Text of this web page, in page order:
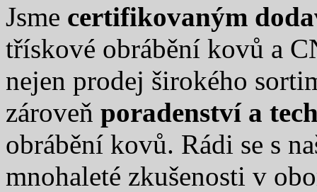
Jsme certifikovaným
třískové obrábění kovů a
nejen prodej širokého
zároveň poradenství a
obrábění kovů. Rádi se s
mnohaleté zkušenosti v